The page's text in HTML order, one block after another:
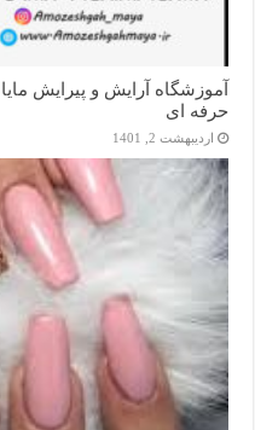
آموزشگاه آرایش و پیرایش
حرفه ای
اردیبهشت 2, 1401